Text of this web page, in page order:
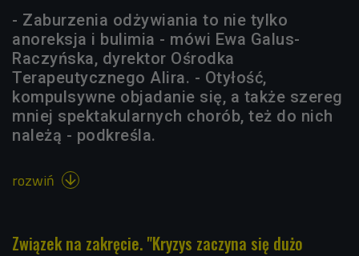
- Zaburzenia odżywiania to nie tylko
anoreksja i bulimia - mówi Ewa Galus-
Raczyńska, dyrektor Ośrodka
Terapeutycznego Alira. - Otyłość,
kompulsywne objadanie się, a także szereg
mniej spektakularnych chorób, też do nich
należą - podkreśla.
rozwiń 
Związek na zakręcie. "Kryzys zaczyna się dużo